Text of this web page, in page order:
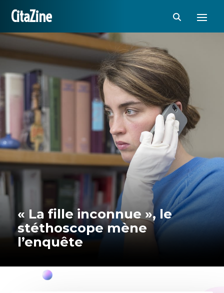
CitaZine
« La fille inconnue », le
stéthoscope mène
l’enquête